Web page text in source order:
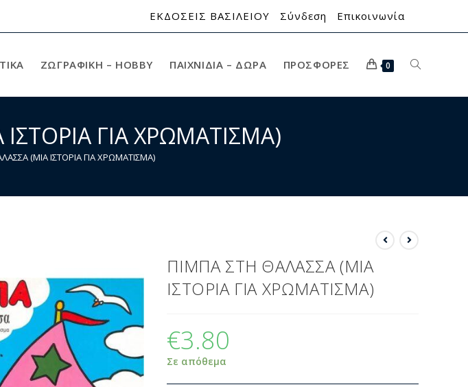
ΕΚΔΟΣΕΙΣ ΒΑΣΙΛΕΙΟΥ Σύνδεση Επικοινωνία
ΖΩΓΡΑΦΙΚΉ – HOBBY ΠΑΙΧΝΊΔΙΑ – ΔΏΡΑ ΠΡΟΣΦΟΡΈΣ 0
ΓΙΑ ΧΡΩΜΑΤΙΣΜΑ)
(ΜΙΑ ΙΣΤΟΡΙΑ ΓΙΑ ΧΡΩΜΑΤΙΣΜΑ)
ΠΙΜΠΑ ΣΤΗ ΘΑΛΑΣΣΑ (ΜΙΑ
ΙΣΤΟΡΙΑ ΓΙΑ ΧΡΩΜΑΤΙΣΜΑ)
€3.80
Σε απόθεμα